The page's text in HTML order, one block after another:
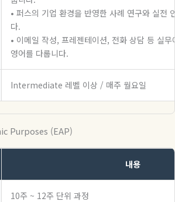
• 퍼스의 기업 환경을 반영한 사례 연구와 실전
다.
• 이메일 작성, 프레젠테이션, 전화 상담 등 실
영어를 다룹니다.
Intermediate 레벨 이상 / 매주 월요일
Purposes (EAP)
내용
10주 ~ 12주 단위 과정